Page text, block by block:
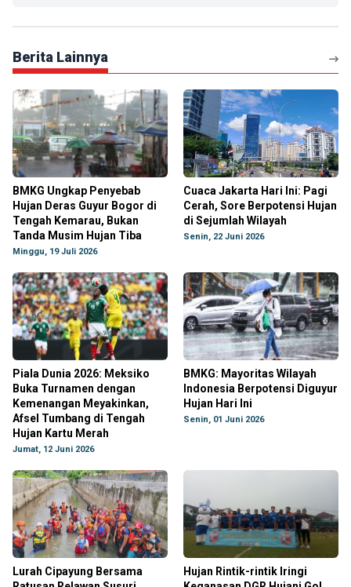
Berita Lainnya
BMKG Ungkap Penyebab
Hujan Deras Guyur Bogor di
Tengah Kemarau, Bukan
Tanda Musim Hujan Tiba
Minggu, 19 Juli 2026
Cuaca Jakarta Hari Ini: Pagi
Cerah, Sore Berpotensi Hujan
di Sejumlah Wilayah
Senin, 22 Juni 2026
Piala Dunia 2026: Meksiko
Buka Turnamen dengan
Kemenangan Meyakinkan,
Afsel Tumbang di Tengah
Hujan Kartu Merah
Jumat, 12 Juni 2026
BMKG: Mayoritas Wilayah
Indonesia Berpotensi Diguyur
Hujan Hari Ini
Senin, 01 Juni 2026
Lurah Cipayung Bersama
Hujan Rintik-rintik Iringi